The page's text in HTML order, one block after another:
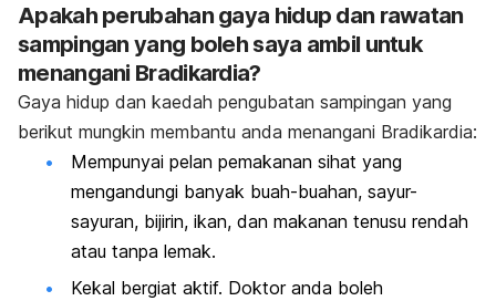
Apakah perubahan gaya hidup dan rawatan
sampingan yang boleh saya ambil untuk
menangani Bradikardia?
Gaya hidup dan kaedah pengubatan sampingan yang
berikut mungkin membantu anda menangani Bradikardia:
Mempunyai pelan pemakanan sihat yang
mengandungi banyak buah-buahan, sayur-
sayuran, bijirin, ikan, dan makanan tenusu rendah
atau tanpa lemak.
Kekal bergiat aktif. Doktor anda boleh